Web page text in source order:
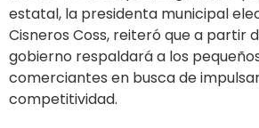
estatal, la presidenta municipal
Cisneros Coss, reiteró que a partir
gobierno respaldará a los
comerciantes en busca de
competitividad.